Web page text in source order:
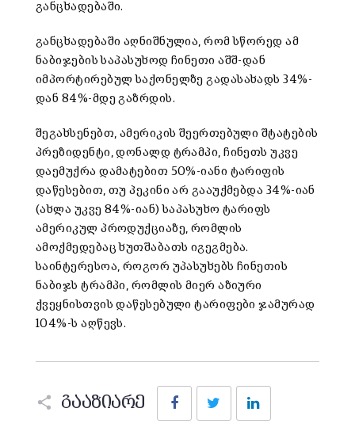
განცხადებაში.
განცხადებაში აღნიშნულია, რომ სწორედ ამ
ნაბიჯების საპასუხოდ ჩინეთი აშშ-დან
იმპორტირებულ საქონელზე გადასახადს 34%-
დან 84%-მდე გაზრდის.
შეგახსენებთ, ამერიკის შეერთებული შტატების
პრეზიდენტი, დონალდ ტრამპი, ჩინეთს უკვე
დაემუქრა დამატებით 50%-იანი ტარიფის
დაწესებით, თუ პეკინი არ გააუქმებდა 34%-იან
(ახლა უკვე 84%-იან) საპასუხო ტარიფს
ამერიკულ პროდუქციაზე, რომლის
ამოქმედებაც ხუთშაბათს იგეგმება.
საინტერესოა, როგორ უპასუხებს ჩინეთის
ნაბიჯს ტრამპი, რომლის მიერ აზიური
ქვეყნისთვის დაწესებული ტარიფები ჯამურად
104%-ს აღწევს.
გააზიარე
FacebookTwitter